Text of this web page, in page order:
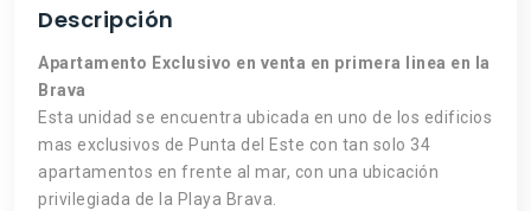
Descripción
Apartamento Exclusivo en venta en primera linea en la
Brava
Esta unidad se encuentra ubicada en uno de los edificios
mas exclusivos de Punta del Este con tan solo 34
apartamentos en frente al mar, con una ubicación
privilegiada de la Playa Brava.